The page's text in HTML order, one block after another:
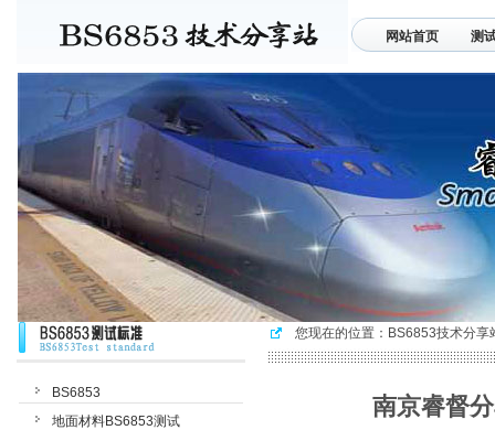
网站首页 测
联系我们
BS6853
地面材料BS6853测试
您现在的位置： BS6853技术分享
南京睿督